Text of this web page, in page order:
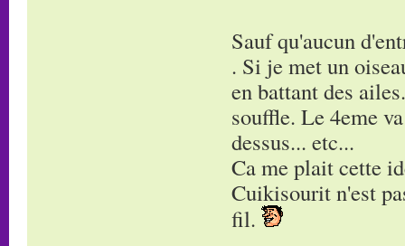
Sauf qu'aucun
. Si je met un
en battant des
souffle. Le 4eme
dessus... etc...
Ca me plait cette
Cuikisourit n'est
fil.